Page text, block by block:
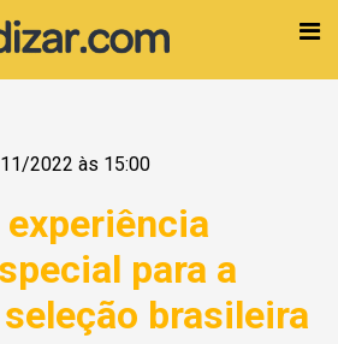
2022 às 15:00
para a
brasileira